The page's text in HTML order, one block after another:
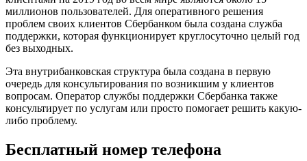
миллионов пользователей. Для оперативного решения
проблем своих клиентов Сбербанком была создана служба
поддержки, которая функционирует круглосуточно целый год
без выходных.
Эта внутрибанковская структура была создана в первую
очередь для консультирования по возникшим у клиентов
вопросам. Оператор службы поддержки Сбербанка также
консультирует по услугам или просто помогает решить какую-
либо проблему.
Бесплатный номер телефона